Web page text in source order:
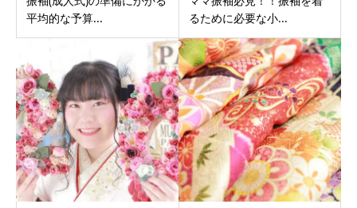
平均的な予算...
るために必要な小...